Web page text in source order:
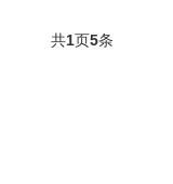
共1页5条